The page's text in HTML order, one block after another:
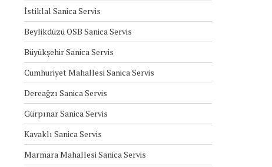
İstiklal Sanica Servis
Beylikdüzü OSB Sanica Servis
Büyükşehir Sanica Servis
Cumhuriyet Mahallesi Sanica Servis
Dereağzı Sanica Servis
Gürpınar Sanica Servis
Kavaklı Sanica Servis
Marmara Mahallesi Sanica Servis